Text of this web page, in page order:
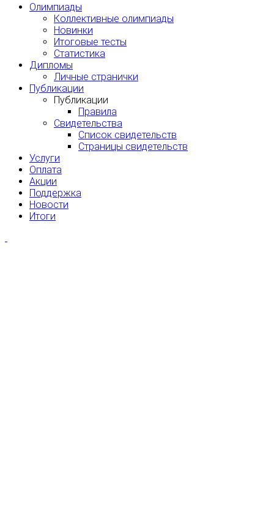
Олимпиады
Коллективные олимпиады
Новинки
Итоговые тесты
Статистика
Дипломы
Личные странички
Публикации
Публикации
Правила
Свидетельства
Список свидетельств
Страницы свидетельств
Услуги
Оплата
Акции
Поддержка
Новости
Итоги